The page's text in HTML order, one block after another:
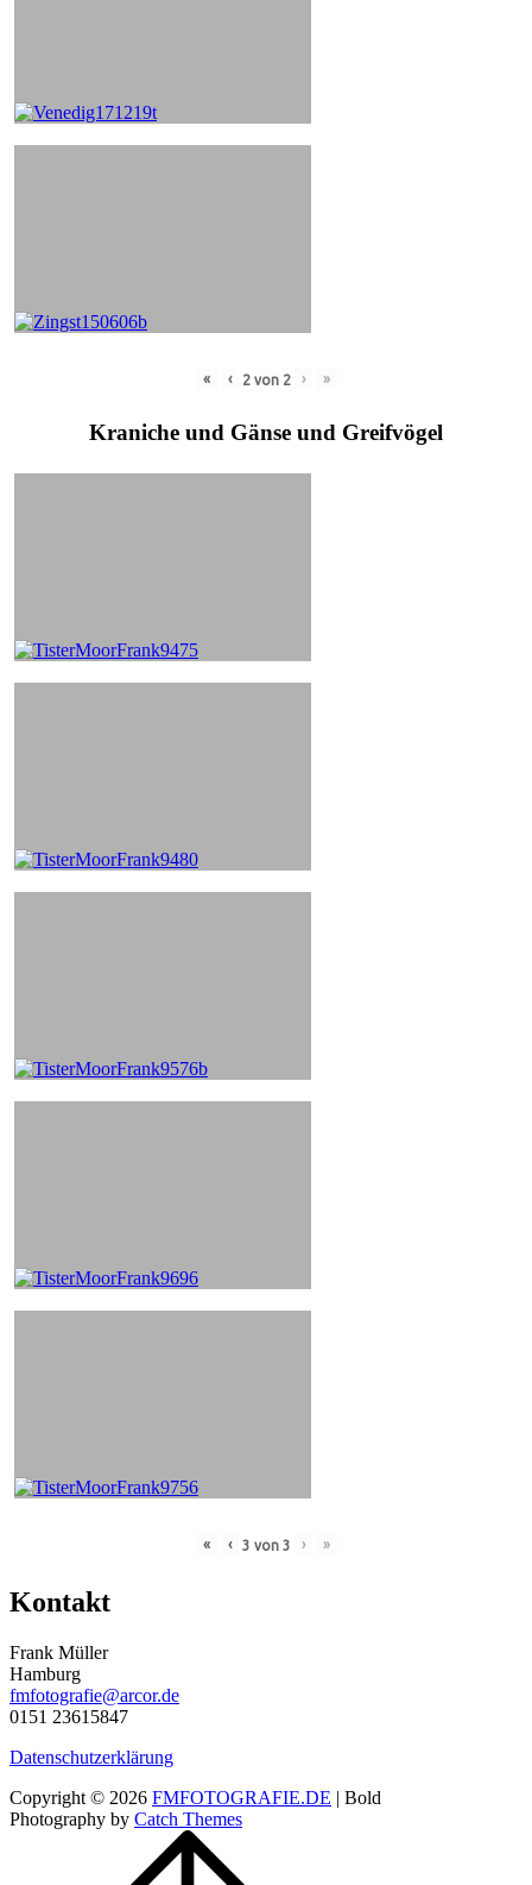
« ‹ 2von 2 › »
Kraniche und Gänse und Greifvögel
« ‹ 3 von 3 › »
Kontakt
Frank Müller
Hamburg
fmfotografie@arcor.de
0151 23615847
Datenschutzerklärung
Copyright © 2026 FMFOTOGRAFIE.DE | Bold
Photography by Catch Themes